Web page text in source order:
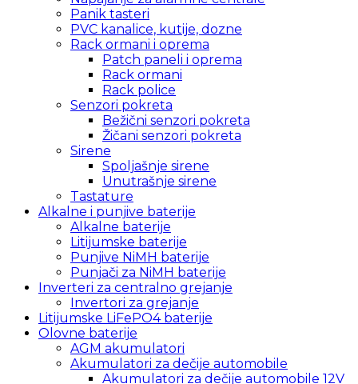
Panik tasteri
PVC kanalice, kutije, dozne
Rack ormani i oprema
Patch paneli i oprema
Rack ormani
Rack police
Senzori pokreta
Bežični senzori pokreta
Žičani senzori pokreta
Sirene
Spoljašnje sirene
Unutrašnje sirene
Tastature
Alkalne i punjive baterije
Alkalne baterije
Litijumske baterije
Punjive NiMH baterije
Punjači za NiMH baterije
Inverteri za centralno grejanje
Invertori za grejanje
Litijumske LiFePO4 baterije
Olovne baterije
AGM akumulatori
Akumulatori za dečije automobile
Akumulatori za dečije automobile 12V